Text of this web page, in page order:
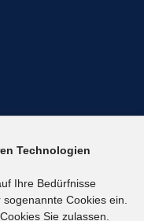
Technologien
Ihre Bedürfnisse
Cookies ein.
Sie zulassen.